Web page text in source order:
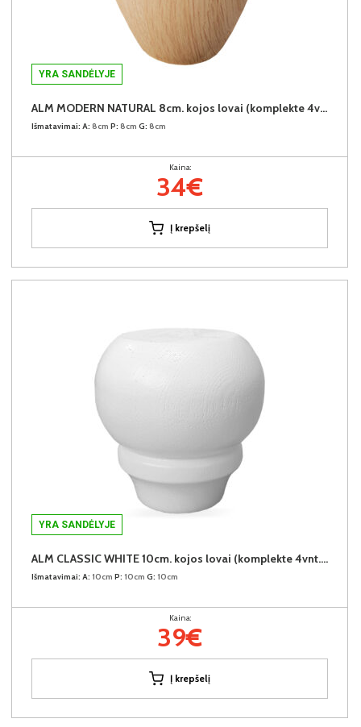
YRA SANDĖLYJE
ALM MODERN NATURAL 8cm. kojos lovai (komplekte 4vnt.) +34€
Išmatavimai: A: 8cm P: 8cm G: 8cm
Kaina:
34€
Į krepšelį
YRA SANDĖLYJE
ALM CLASSIC WHITE 10cm. kojos lovai (komplekte 4vnt.) +39€
Išmatavimai: A: 10cm P: 10cm G: 10cm
Kaina:
39€
Į krepšelį